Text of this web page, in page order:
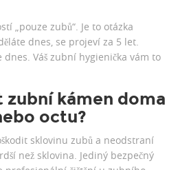
„pouze zubů“. Je to otázka
dnes, se projeví za 5 let.
dnes. Váš zubní hygienička vám to
zubní kámen doma
octu?
sklovinu zubů a neodstraní
než sklovina. Jediný bezpečný